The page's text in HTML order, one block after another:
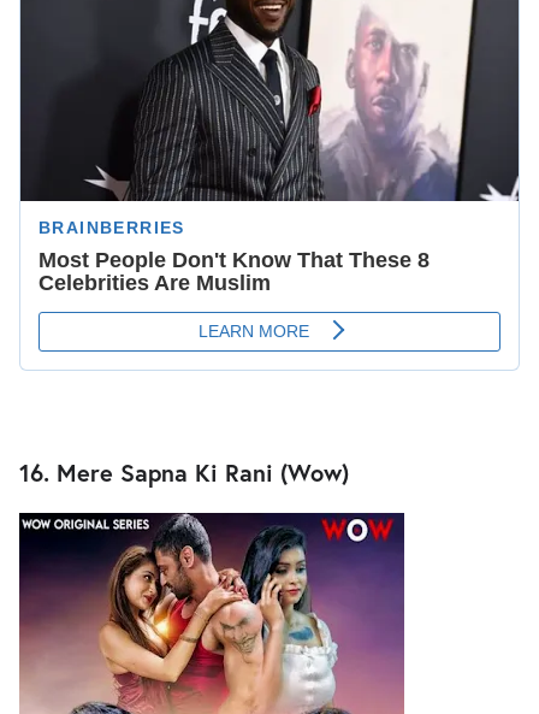
16. Mere Sapna Ki Rani (Wow)